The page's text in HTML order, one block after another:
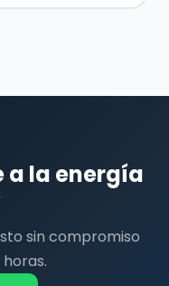
a la energía
sin compromiso